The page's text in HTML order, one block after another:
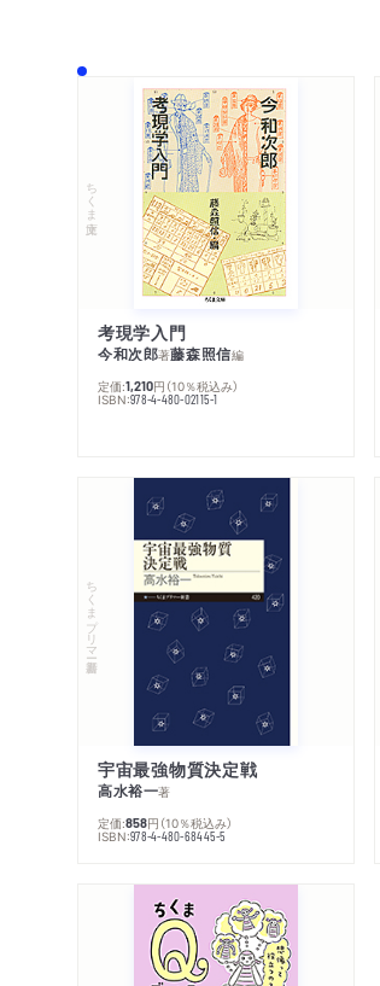
ちくま文庫
考現学入門
今和次郎著藤森照信編
定価:1,210円 （10％税込み）
ISBN:978-4-480-02115-1
ちくまプリマー新書
宇宙最強物質決定戦
高水裕一著
定価:858円 （10％税込み）
ISBN:978-4-480-68445-5